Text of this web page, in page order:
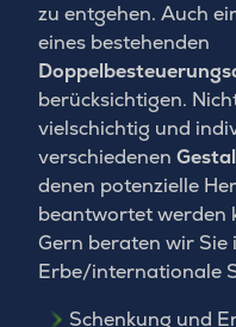
zu entgehen. Auch
eines bestehenden
berücksichtigen.
vielschichtig und
verschiedenen
denen potenzielle
beantwortet werden
Gern beraten wir
Erbe/internationale
Schenkung und